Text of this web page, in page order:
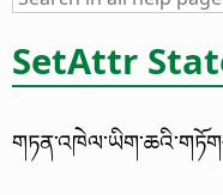
SetAttr